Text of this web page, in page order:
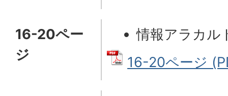
16-20ペー
ジ
情報アラカル
16-20ページ